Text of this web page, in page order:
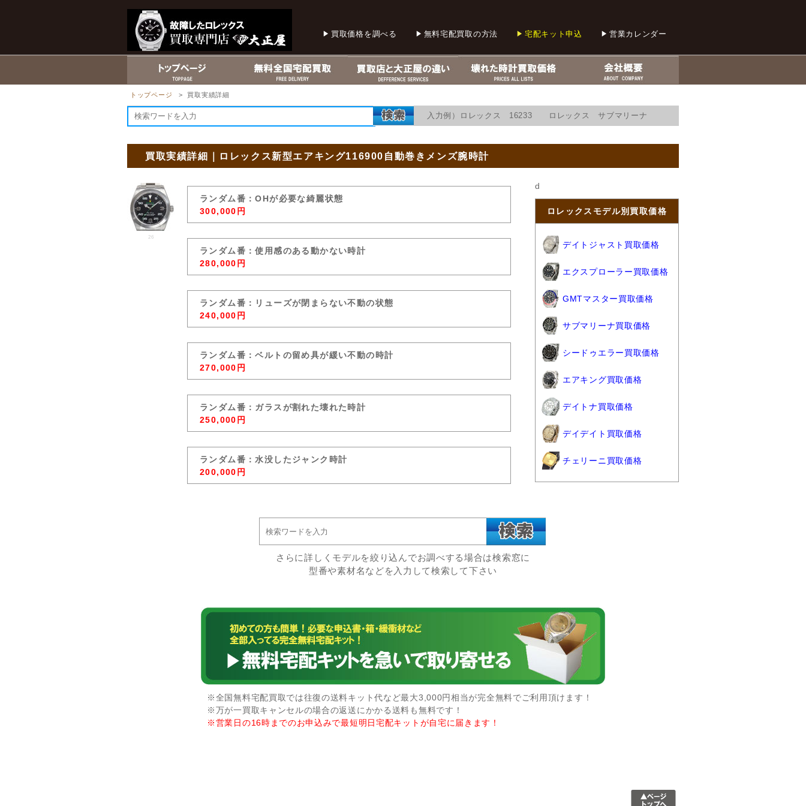
買取価格を調べる 無料宅配買取の方法 宅配キット申込 営業カレンダー
トップページ > 買取実績詳細
入力例）ロレックス 16233 ロレックス サブマリーナ
買取実績詳細｜ロレックス新型エアキング116900自動巻きメンズ腕時計
d
26
ランダム番：OHが必要な綺麗状態
300,000円
ランダム番：使用感のある動かない時計
280,000円
ランダム番：リューズが閉まらない不動の状態
240,000円
ランダム番：ベルトの留め具が緩い不動の時計
270,000円
ランダム番：ガラスが割れた壊れた時計
250,000円
ランダム番：水没したジャンク時計
200,000円
ロレックスモデル別買取価格
デイトジャスト買取価格
エクスプローラー買取価格
GMTマスター買取価格
サブマリーナ買取価格
シードゥエラー買取価格
エアキング買取価格
デイトナ買取価格
デイデイト買取価格
チェリーニ買取価格
さらに詳しくモデルを絞り込んでお調べする場合は検索窓に
型番や素材名などを入力して検索して下さい
※全国無料宅配買取では往復の送料キット代など最大3,000円相当が完全無料でご利用頂けます！
※万が一買取キャンセルの場合の返送にかかる送料も無料です！
※営業日の16時までのお申込みで最短明日宅配キットが自宅に届きます！